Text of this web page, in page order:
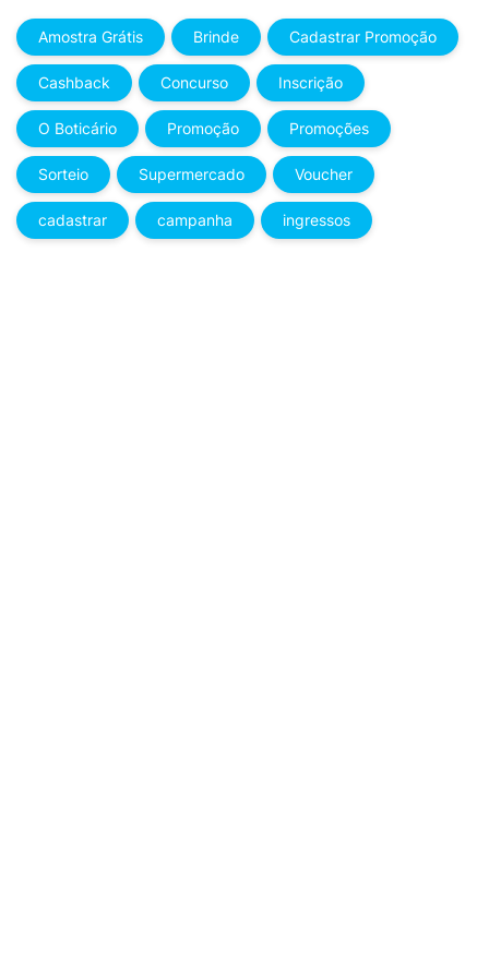
Amostra Grátis Brinde Cadastrar Promoção
Cashback Concurso Inscrição
O Boticário Promoção Promoções
Sorteio Supermercado Voucher
cadastrar campanha ingressos